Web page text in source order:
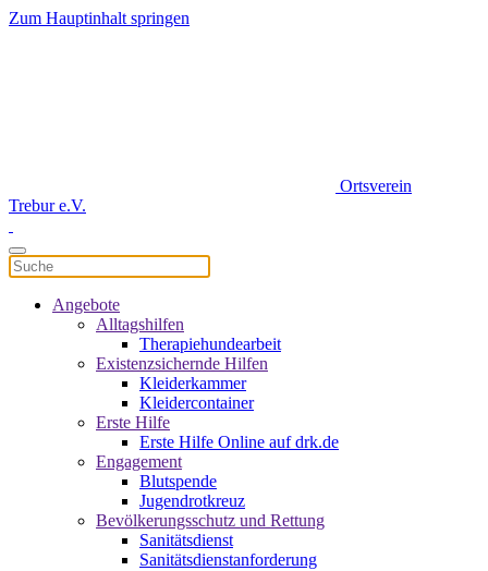
Zum Hauptinhalt springen
Ortsverein
Trebur e.V.
Angebote
Alltagshilfen
Therapiehundearbeit
Existenzsichernde Hilfen
Kleiderkammer
Kleidercontainer
Erste Hilfe
Erste Hilfe Online auf drk.de
Engagement
Blutspende
Jugendrotkreuz
Bevölkerungsschutz und Rettung
Sanitätsdienst
Sanitätsdienstanforderung